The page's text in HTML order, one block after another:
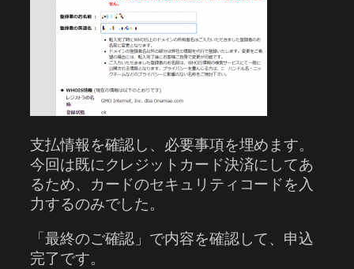
支払情報を確認し、必要事項を埋めます。
今回は既にクレジットカード決済にしてあ
るため、カードのセキュリティコードを入
力するのみでした。
「最終のご確認」で内容を確認して、申込
完了です。